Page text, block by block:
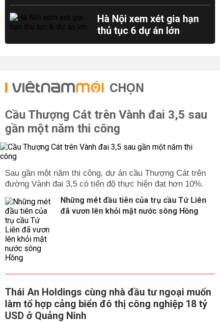
Hà Nội xem xét gia hạn
thủ tục 6 dự án lớn
CHỌN
Cầu Thượng Cát trên Vành đai 3,5 sau
gần một năm thi công
Sau gần một năm thi công, dự án cầu Thượng Cát trên
đường Vành đai 3,5 có tiến độ thực hiện đạt hơn 10%.
Những mét đầu tiên của trụ cầu Tứ Liên
đã vươn lên khỏi mặt nước sông Hồng
Thái An Holdings cùng nhà đầu tư ngoại muốn
làm tổ hợp cảng biển đô thị công nghiệp 18 tỷ
USD ở Quảng Ninh